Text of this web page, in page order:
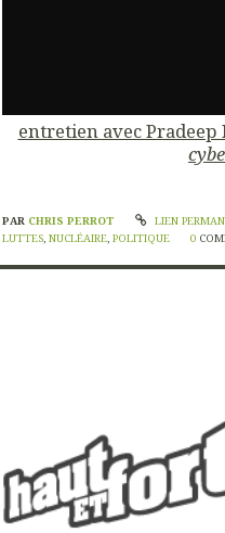
entretien avec
PAR CHRIS PERROT LIEN
LUTTES NUCLÉAIRE POLITIQUE 0